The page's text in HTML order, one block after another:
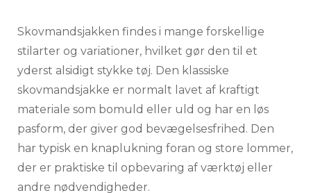
Skovmandsjakken findes i mange forskellige
stilarter og variationer, hvilket gør den til et
yderst alsidigt stykke tøj. Den klassiske
skovmandsjakke er normalt lavet af kraftigt
materiale som bomuld eller uld og har en løs
pasform, der giver god bevægelsesfrihed. Den
har typisk en knaplukning foran og store lommer,
der er praktiske til opbevaring af værktøj eller
andre nødvendigheder.